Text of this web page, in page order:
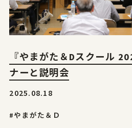
『やまがた＆Dスクール
ナーと説明会
2025.08.18
#やまがた＆Ｄ